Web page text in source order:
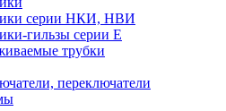
серии НКИ, НВИ
гильзы серии Е
трубки
переключатели